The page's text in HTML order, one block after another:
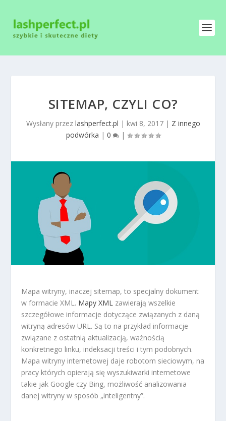
SITEMAP, CZYLI CO?
Wysłany przez lashperfect.pl | kwi 8, 2017| Z innego
podwórka | 0 |
Mapa witryny, inaczej sitemap, to specjalny dokument
w formacie XML. Mapy XML zawierają wszelkie
szczegółowe informacje dotyczące związanych z daną
witryną adresów URL. Są to na przykład informacje
związane z ostatnią aktualizacją, ważnością
konkretnego linku, indeksacji treści i tym podobnych.
Mapa witryny internetowej daje robotom sieciowym, na
pracy których opierają się wyszukiwarki internetowe
takie jak Google czy Bing, możliwość analizowania
danej witryny w sposób „inteligentny”.